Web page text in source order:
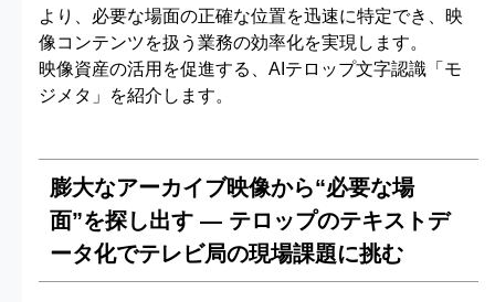
より、必要な場面の正確な位置を迅速に特定でき、映
像コンテンツを扱う業務の効率化を実現します。
映像資産の活用を促進する、AIテロップ文字認識「モ
ジメタ」を紹介します。
膨大なアーカイブ映像から“必要な場
面”を探し出す ― テロップのテキストデ
ータ化でテレビ局の現場課題に挑む